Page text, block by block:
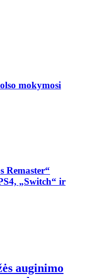
mokymosi
Remaster“
„Switch“ ir
auginimo